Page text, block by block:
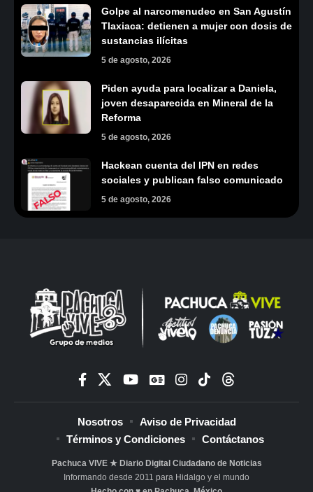
Golpe al narcomenudeo en San Agustín
Tlaxiaca: detienen a mujer con dosis de
sustancias ilícitas
5 de agosto, 2026
Piden ayuda para localizar a Daniela,
joven desaparecida en Mineral de la
Reforma
5 de agosto, 2026
Hackean cuenta del IPN en redes
sociales y publican falso comunicado
5 de agosto, 2026
Pachuca VIVE ★ Diario Digital Ciudadano de Noticias
Informando desde 2011 para Hidalgo y el mundo
Nosotros
Aviso de Privacidad
Términos y Condiciones
Contáctanos